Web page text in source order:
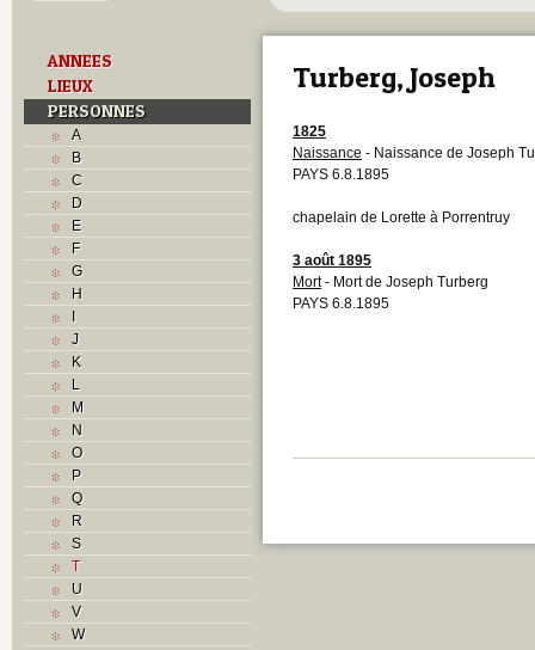
ANNEES
LIEUX
PERSONNES
A
B
C
D
E
F
G
H
I
J
K
L
M
N
O
P
Q
R
S
T
U
V
W
Turberg, Joseph
1825
Naissance - Naissance de Joseph
PAYS 6.8.1895
chapelain de Lorette à Porrentruy
3 août 1895
Mort- Mort de Joseph Turberg
PAYS 6.8.1895